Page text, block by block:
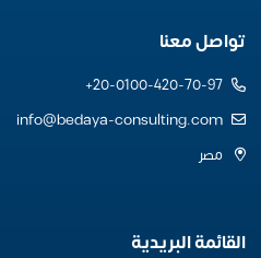
تواصل معنا
20-0100-420-70-97+
info@bedaya-consulting.com
مصر
القائمة البريدية